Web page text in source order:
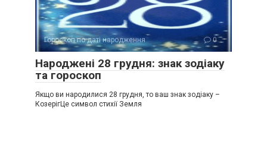
Гороскоп по даті народження 0
Народжені 28 грудня: знак зодіаку
та гороскоп
Якщо ви народилися 28 грудня, то ваш знак зодіаку –
КозерігЦе символ стихії Земля